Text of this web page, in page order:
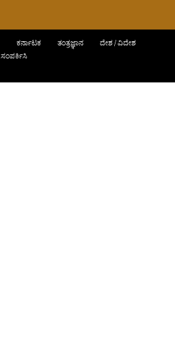
ಕರ್ನಾಟಕ ತಂತ್ರಜ್ಞಾನ
ದೇಶ / ವಿದೇಶ
ಸಂಪರ್ಕಿಸಿ